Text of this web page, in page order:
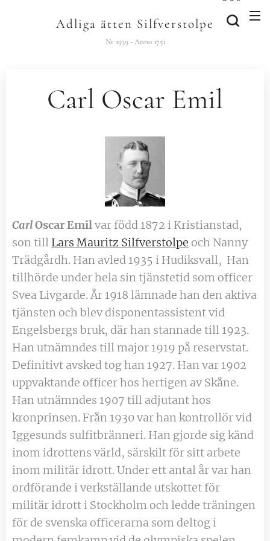
Adliga ätten Silfverstolpe
Nr 1939 - Anno 1751
Carl Oscar Emil
CarlOscar Emil var född 1872 i Kristianstad,
son till Lars Mauritz Silfverstolpe och Nanny
Trädgårdh. Han avled 1935 i Hudiksvall, Han
tillhörde under hela sin tjänstetid som officer
Svea Livgarde. År 1918 lämnade han den aktiva
tjänsten och blev disponentassistent vid
Engelsbergs bruk, där han stannade till 1923.
Han utnämndes till major 1919 på reservstat.
Definitivt avsked tog han 1927. Han var 1902
uppvaktande officer hos hertigen av Skåne.
Han utnämndes 1907 till adjutant hos
kronprinsen. Från 1930 var han kontrollör vid
Iggesunds sulfitbränneri. Han gjorde sig känd
inom idrottens värld, särskilt för sitt arbete
inom militär idrott. Under ett antal år var han
ordförande i verkställande utskottet för
militär idrott i Stockholm och ledde träningen
för de svenska officerarna som deltog i